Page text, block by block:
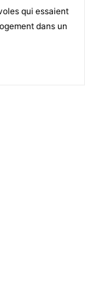
qui essaient
dans un